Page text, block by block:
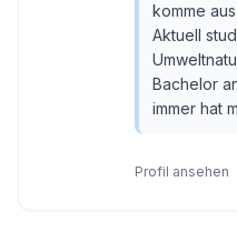
komme
Aktuell
Bachelor
immer hat
Profil ansehen